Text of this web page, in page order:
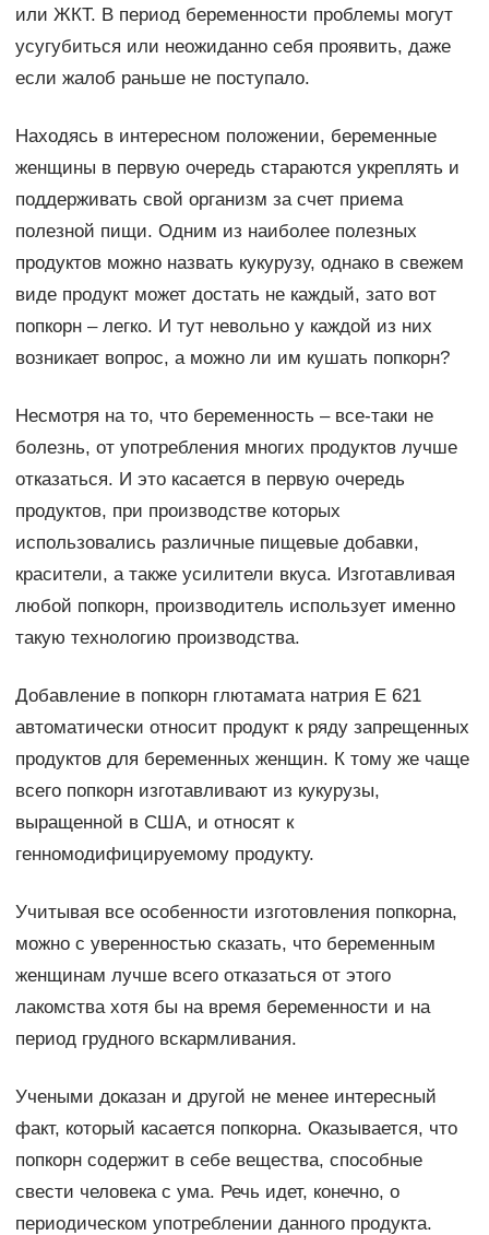
или ЖКТ. В период беременности проблемы могут
усугубиться или неожиданно себя проявить, даже
если жалоб раньше не поступало.
Находясь в интересном положении, беременные
женщины в первую очередь стараются укреплять и
поддерживать свой организм за счет приема
полезной пищи. Одним из наиболее полезных
продуктов можно назвать кукурузу, однако в свежем
виде продукт может достать не каждый, зато вот
попкорн – легко. И тут невольно у каждой из них
возникает вопрос, а можно ли им кушать попкорн?
Несмотря на то, что беременность – все-таки не
болезнь, от употребления многих продуктов лучше
отказаться. И это касается в первую очередь
продуктов, при производстве которых
использовались различные пищевые добавки,
красители, а также усилители вкуса. Изготавливая
любой попкорн, производитель использует именно
такую технологию производства.
Добавление в попкорн глютамата натрия Е 621
автоматически относит продукт к ряду запрещенных
продуктов для беременных женщин. К тому же чаще
всего попкорн изготавливают из кукурузы,
выращенной в США, и относят к
генномодифицируемому продукту.
Учитывая все особенности изготовления попкорна,
можно с уверенностью сказать, что беременным
женщинам лучше всего отказаться от этого
лакомства хотя бы на время беременности и на
период грудного вскармливания.
Учеными доказан и другой не менее интересный
факт, который касается попкорна. Оказывается, что
попкорн содержит в себе вещества, способные
свести человека с ума. Речь идет, конечно, о
периодическом употреблении данного продукта.